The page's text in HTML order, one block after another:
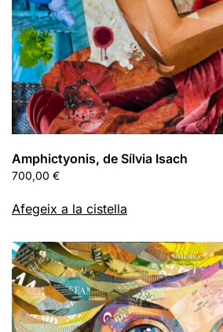
Amphictyonis, de Sílvia Isach
700,00 €
Afegeix a la cistella